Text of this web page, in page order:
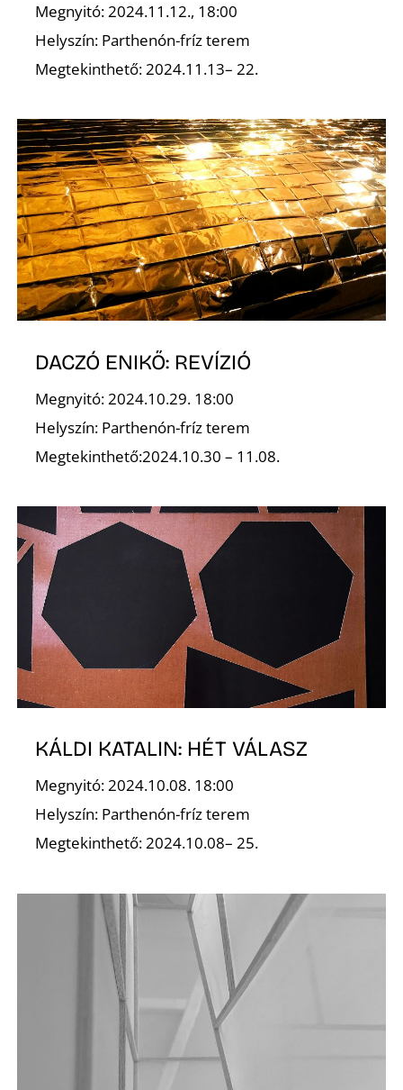
Megnyitó: 2024.11.12., 18:00
Helyszín: Parthenón-fríz terem
Megtekinthető: 2024.11.13– 22.
DACZÓ ENIKŐ: REVÍZIÓ
Megnyitó: 2024.10.29. 18:00
Helyszín: Parthenón-fríz terem
Megtekinthető:2024.10.30 – 11.08.
KÁLDI KATALIN: HÉT VÁLASZ
Megnyitó: 2024.10.08. 18:00
Helyszín: Parthenón-fríz terem
Megtekinthető: 2024.10.08– 25.